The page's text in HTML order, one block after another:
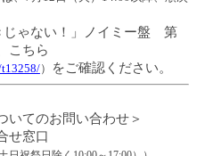
じゃない！」ノイミー盤 第
こちら
） をご確認ください。
いてのお問い合わせ＞
せ窓口